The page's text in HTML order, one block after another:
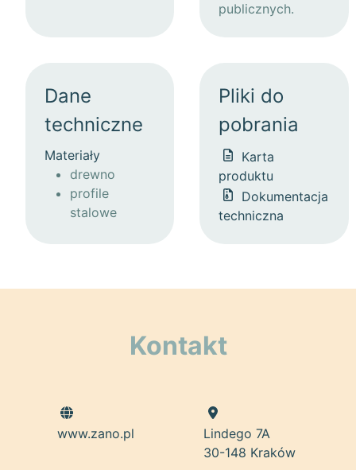
publicznych.
Dane
techniczne
Materiały
drewno
profile
stalowe
Pliki do
pobrania
Karta
produktu
Dokumentacja
techniczna
Kontakt
www.zano.pl
Lindego 7A
30-148 Kraków